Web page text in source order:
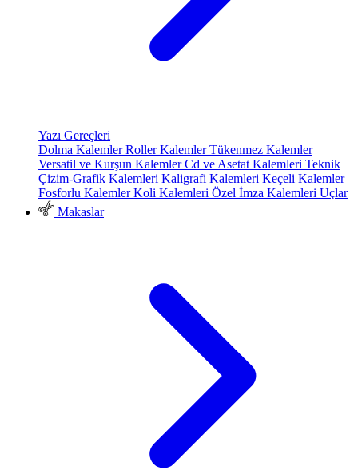
Yazı Gereçleri
Dolma KalemlerRoller KalemlerTükenmez Kalemler
Versatil ve Kurşun KalemlerCd ve Asetat Kalemleri Teknik
Çizim-Grafik Kalemleri Kaligrafi Kalemleri Keçeli Kalemler
Fosforlu KalemlerKoli Kalemleri Özel İmza Kalemleri Uçlar
Makaslar